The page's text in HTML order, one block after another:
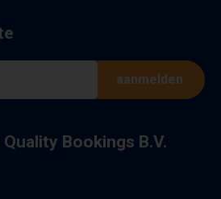
aanmelden
Bookings B.V.